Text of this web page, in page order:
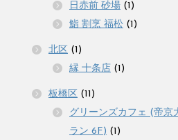
日赤前 砂場 (1)
鮨 割烹 福松 (1)
北区 (1)
縁 十条店 (1)
板橋区 (11)
グリーンズカフェ (帝京
ラン 6F) (1)